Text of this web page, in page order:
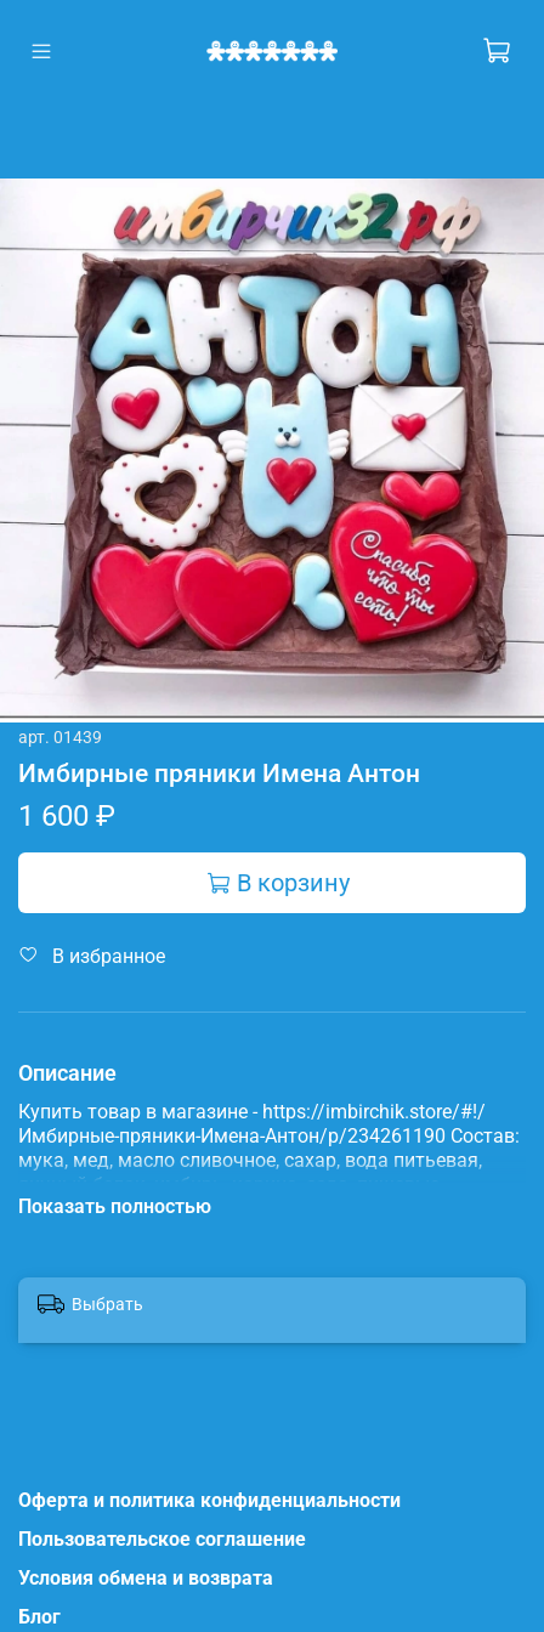
арт. 01439
Имбирные пряники Имена Антон
1 600 ₽
В корзину
В избранное
Описание
Купить товар в магазине - https://imbirchik.store/#!/
Имбирные-пряники-Имена-Антон/p/234261190 Состав:
мука, мед, масло сливочное, сахар, вода питьевая,
яичный белок, имбирь, корица, сода, пищевые
красители.
Показать полностью
Выбрать
Оферта и политика конфиденциальности
Пользовательское соглашение
Условия обмена и возврата
Блог